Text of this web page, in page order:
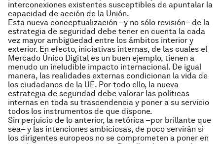
interconexiones existentes susceptibles de apuntalar la
capacidad de acción de la Unión.
Esta nueva conceptualización –y no sólo revisión– de la
estrategia de seguridad debe tener en cuenta la cada
vez mayor ambigüedad entre los ámbitos interior y
exterior. En efecto, iniciativas internas, de las cuales el
Mercado Único Digital es un buen ejemplo, tienen a
menudo un ineludible impacto internacional. De igual
manera, las realidades externas condicionan la vida de
los ciudadanos de la UE. Por todo ello, la nueva
estrategia de seguridad debe valorar las políticas
internas en toda su trascendencia y poner a su servicio
todos los instrumentos de que dispone.
Sin perjuicio de lo anterior, la retórica –por brillante que
sea– y las intenciones ambiciosas, de poco servirán si
los dirigentes europeos no se comprometen a poner en